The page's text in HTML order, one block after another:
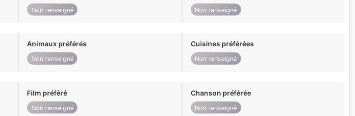
Non renseigné Non renseigné
Animaux préférés
Non renseigné
Cuisines préférées
Non renseigné
Film préféré
Non renseigné
Chanson préférée
Non renseigné